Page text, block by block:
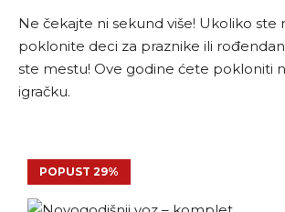
Ne čekajte ni sekund više! Ukoliko ste
poklonite deci za praznike ili
ste mestu! Ove godine ćete pokloniti
igračku.
POPUST 29%